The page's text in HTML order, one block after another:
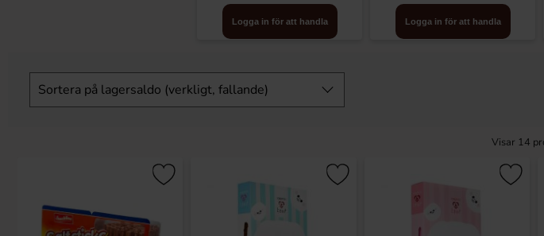
Logga in för att handla Logga in för att handla
Hoppa
över
filtersektionen
Sortera på lagersaldo (verkligt, fallande)
Visar 14